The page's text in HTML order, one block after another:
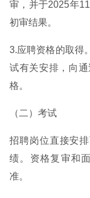
审，并于2025年
初审结果。
3.应聘资格的取得
试有关安排，向
格。
（二）考试
招聘岗位直接安
绩。资格复审和
准。